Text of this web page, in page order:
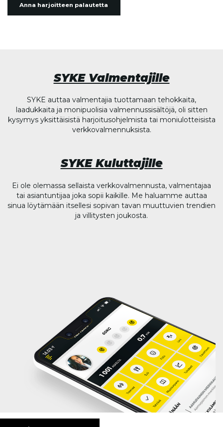
Anna harjoitteen palautetta
SYKE Valmentajille
SYKE auttaa valmentajia tuottamaan tehokkaita,
laadukkaita ja monipuolisia valmennussisältöjä, oli sitten
kysymys yksittäisistä harjoitusohjelmista tai moniulotteisista
verkkovalmennuksista.
SYKE Kuluttajille
Ei ole olemassa sellaista verkkovalmennusta, valmentajaa
tai asiantuntijaa joka sopii kaikille. Me haluamme auttaa
sinua löytämään itsellesi sopivan tavan muuttuvien trendien
ja villitysten joukosta.